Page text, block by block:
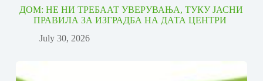
ДОМ: НЕ НИ ТРЕБААТ УВЕРУВАЊА, ТУКУ ЈАСНИ
ПРАВИЛА ЗА ИЗГРАДБА НА ДАТА ЦЕНТРИ
July 30, 2026